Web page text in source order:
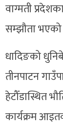
वाग्मती
सम्झौता
धादिङको
तीनपाटन
हेटौँडास्थित
कार्यक्रम